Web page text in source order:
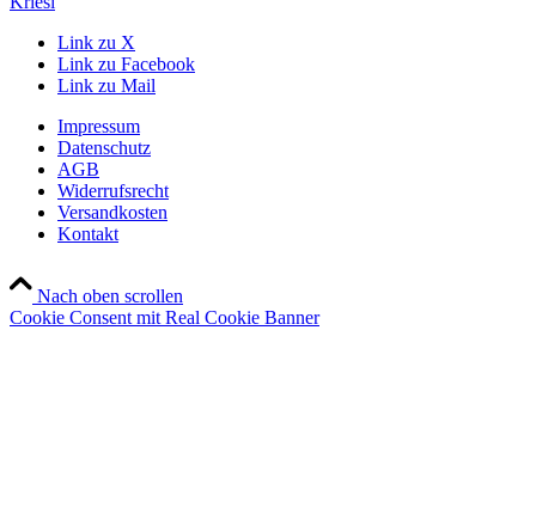
Link zu X
Link zu Facebook
Link zu Mail
Impressum
Datenschutz
AGB
Widerrufsrecht
Versandkosten
Kontakt
Nach oben scrollen
Cookie Consent mit Real Cookie Banner